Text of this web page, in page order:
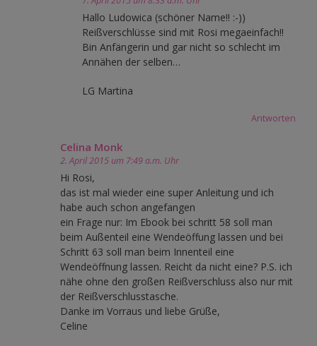
Hallo Ludowica (schöner Name!! :-))
Reißverschlüsse sind mit Rosi megaeinfach!!
Bin Anfängerin und gar nicht so schlecht im
Annähen der selben…
LG Martina
Antworten
Celina Monk
2. April 2015 um 7:49 a.m. Uhr
Hi Rosi,
das ist mal wieder eine super Anleitung und ich
habe auch schon angefangen
ein Frage nur: Im Ebook bei schritt 58 soll man
beim Außenteil eine Wendeöffung lassen und bei
Schritt 63 soll man beim Innenteil eine
Wendeöffnung lassen. Reicht da nicht eine? P.S. ich
nähe ohne den großen Reißverschluss also nur mit
der Reißverschlusstasche.
Danke im Vorraus und liebe Grüße,
Celine